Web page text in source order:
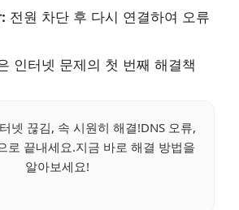
전원 차단 후 다시 연결하여 오류
인터넷 문제의 첫 번째 해결책
넷 끊김, 속 시원히 해결!DNS 오류,
로 끝내세요.지금 바로 해결 방법을
알아보세요!